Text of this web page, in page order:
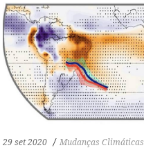
29 set 2020 Mudanças Climáticas